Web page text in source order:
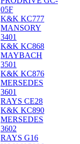
05F
K&K KC777
MANSORY
3401
K&K KC868
MAYBACH
3501
K&K KC876
MERSEDES
3601
RAYS CE28
K&K KC890
MERSEDES
3602
RAYS G16